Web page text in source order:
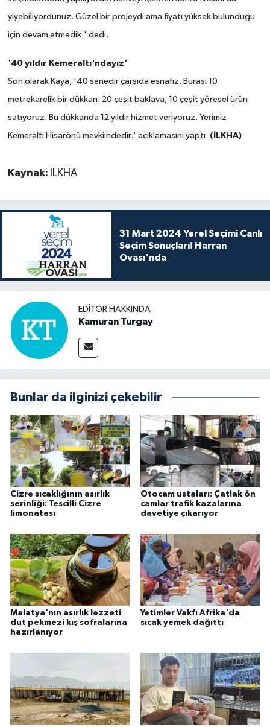
yiyebiliyordunuz. Güzel bir projeydi ama fiyatı yüksek bulunduğu
için devam etmedik.' dedi.
'40 yıldır Kemeraltı'ndayız'
Son olarak Kaya, '40 senedir çarşıda esnafız. Burası 10
metrekarelik bir dükkan. 20 çeşit baklava, 10 çeşit yöresel ürün
satıyoruz. Bu dükkanda 12 yıldır hizmet veriyoruz. Yerimiz
Kemeraltı Hisarönü mevkiindedir.' açıklamasını yaptı. (İLKHA)
Kaynak: İLKHA
31 Mart 2024 Yerel Seçimi Canlı
Seçim Sonuçları! Harran
Ovası'nda
EDITÖR HAKKINDA
Kamuran Turgay
Bunlar da ilginizi çekebilir
Cizre sıcaklığının asırlık
serinliği: Tescilli Cizre
limonatası
Otocam ustaları: Çatlak ön
camlar trafik kazalarına
davetiye çıkarıyor
Malatya'nın asırlık lezzeti
dut pekmezi kış sofralarına
hazırlanıyor
Yetimler Vakfı Afrika'da
sıcak yemek dağıttı